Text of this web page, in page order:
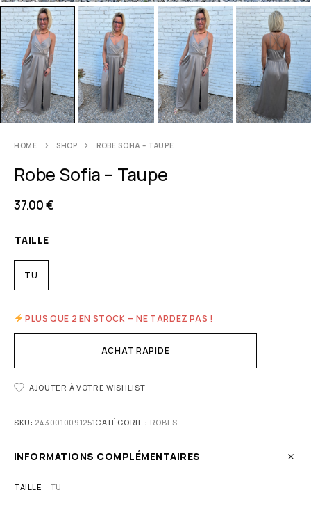
HOME SHOP ROBE SOFIA – TAUPE
Robe Sofia – Taupe
37.00€
TAILLE
TU
PLUS QUE 2 EN STOCK — NE TARDEZ PAS !
ACHAT RAPIDE
AJOUTER À VOTRE WISHLIST
SKU:2430010091251CATÉGORIE : ROBES
INFORMATIONS COMPLÉMENTAIRES
TAILLE TU